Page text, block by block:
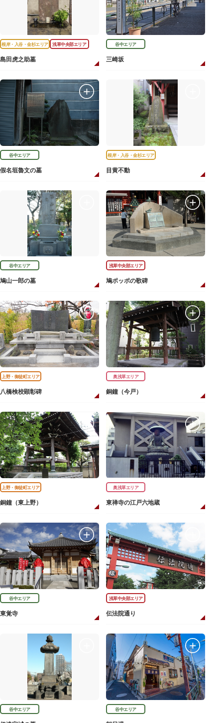
根岸・入谷・金杉エリア 浅草中央部エリア
島田虎之助墓
谷中エリア
三崎坂
谷中エリア
假名垣魯文の墓
根岸・入谷・金杉エリア
目黄不動
谷中エリア
鳩山一郎の墓
浅草中央部エリア
鳩ポッポの歌碑
上野・御徒町エリア
八橋検校顕彰碑
奥浅草エリア
銅鐘（今戸）
上野・御徒町エリア
銅鐘（東上野）
奥浅草エリア
東禅寺の江戸六地蔵
谷中エリア
東覚寺
浅草中央部エリア
伝法院通り
谷中エリア 谷中エリア